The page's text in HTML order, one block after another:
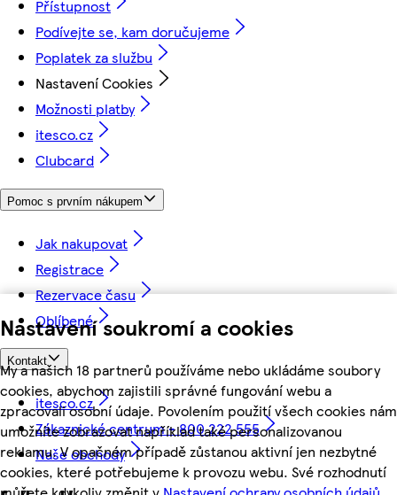
Nastavení soukromí a cookies
My a našich 18 partnerů používáme nebo ukládáme soubory
cookies, abychom zajistili správné fungování webu a
zpracovali osobní údaje. Povolením použití všech cookies nám
umožníte zobrazovat například také personalizovanou
reklamu. V opačném případě zůstanou aktivní jen nezbytné
cookies, které potřebujeme k provozu webu. Své rozhodnutí
Přístupnost
Podívejte se, kam doručujeme
Poplatek za službu
Nastavení Cookies
Možnosti platby
itesco.cz
Clubcard
Pomoc s prvním nákupem
Jak nakupovat
Registrace
Rezervace času
Oblíbené
Kontakt
itesco.cz
Zákaznické centrum - 800 222 555
Naše obchody